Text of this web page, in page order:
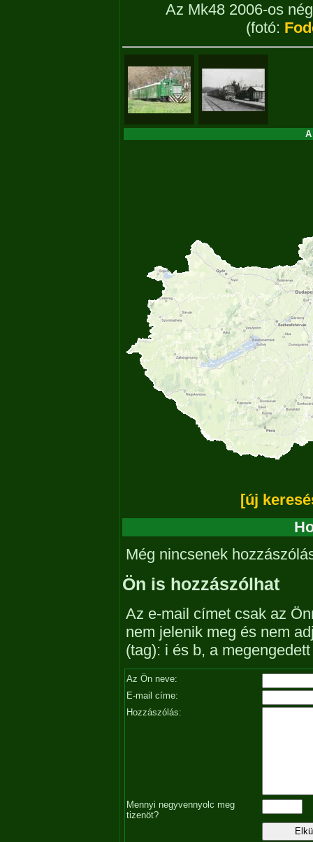
Az Mk48 2006-os
(fotó:
[új
Még nincsenek
Ön is hozzászólhat
Az e-mail címet csak az
nem jelenik meg és nem
(tag): i és b, a
Az Ön neve:
E-mail címe:
Hozzászólás:
Mennyi negyvennyolc meg
tizenöt?